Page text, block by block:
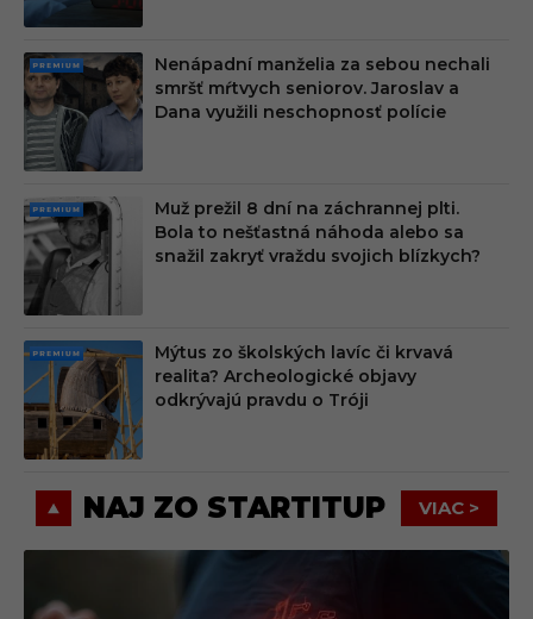
PRE
MIU
M
Nenápadní manželia za sebou nechali
smršť mŕtvych seniorov. Jaroslav a
Dana využili neschopnosť polície
PRE
MIU
M
Muž prežil 8 dní na záchrannej plti.
Bola to nešťastná náhoda alebo sa
snažil zakryť vraždu svojich blízkych?
PRE
MIU
M
Mýtus zo školských lavíc či krvavá
realita? Archeologické objavy
odkrývajú pravdu o Tróji
NAJ ZO STARTITUP VIAC >